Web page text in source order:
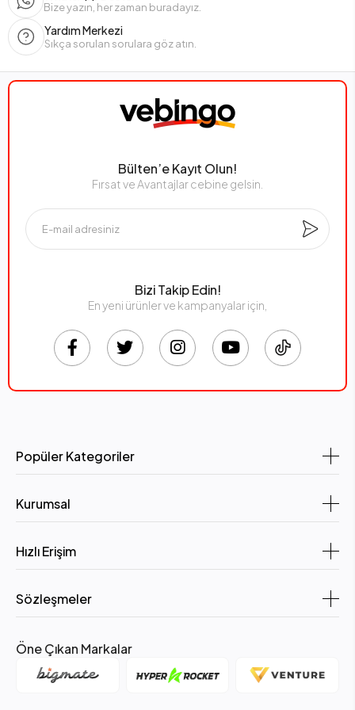
Bize yazın, her zaman buradayız.
Yardım Merkezi
Sıkça sorulan sorulara göz atın.
Bülten’e Kayıt Olun!
Fırsat ve Avantajlar cebine gelsin.
Bizi Takip Edin!
En yeni ürünler ve kampanyalar için,
Popüler Kategoriler
Kurumsal
Hızlı Erişim
Sözleşmeler
Öne Çıkan Markalar